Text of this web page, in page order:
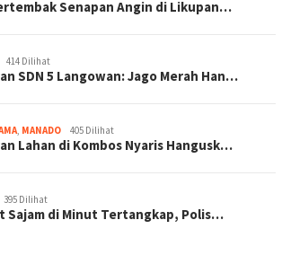
Senapan Angin di Likupan…
414 Dilihat
SDN 5 Langowan: Jago Merah Han…
MANADO 405 Dilihat
Lahan di Kombos Nyaris Hangusk…
395 Dilihat
Sajam di Minut Tertangkap, Polis…